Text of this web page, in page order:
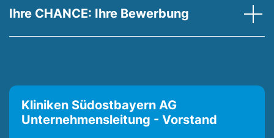
Ihre CHANCE: Ihre Bewerbung
Kliniken Südostbayern AG
Unternehmensleitung - Vorstand